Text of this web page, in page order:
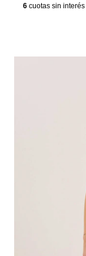
6 cuotas sin interés